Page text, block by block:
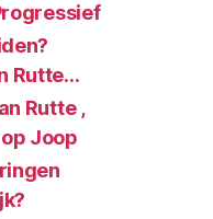
Rutte…
Rutte ,
Joop